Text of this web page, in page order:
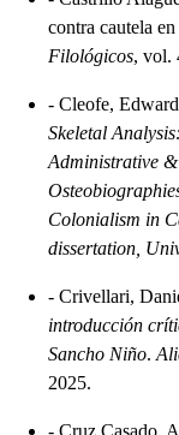
contra cautela
Filológicos, vol.
- Cleofe,
Skeletal
Administrative
Colonialism in
dissertation,
- Crivellari,
introducción
Sancho Niño.
2025.